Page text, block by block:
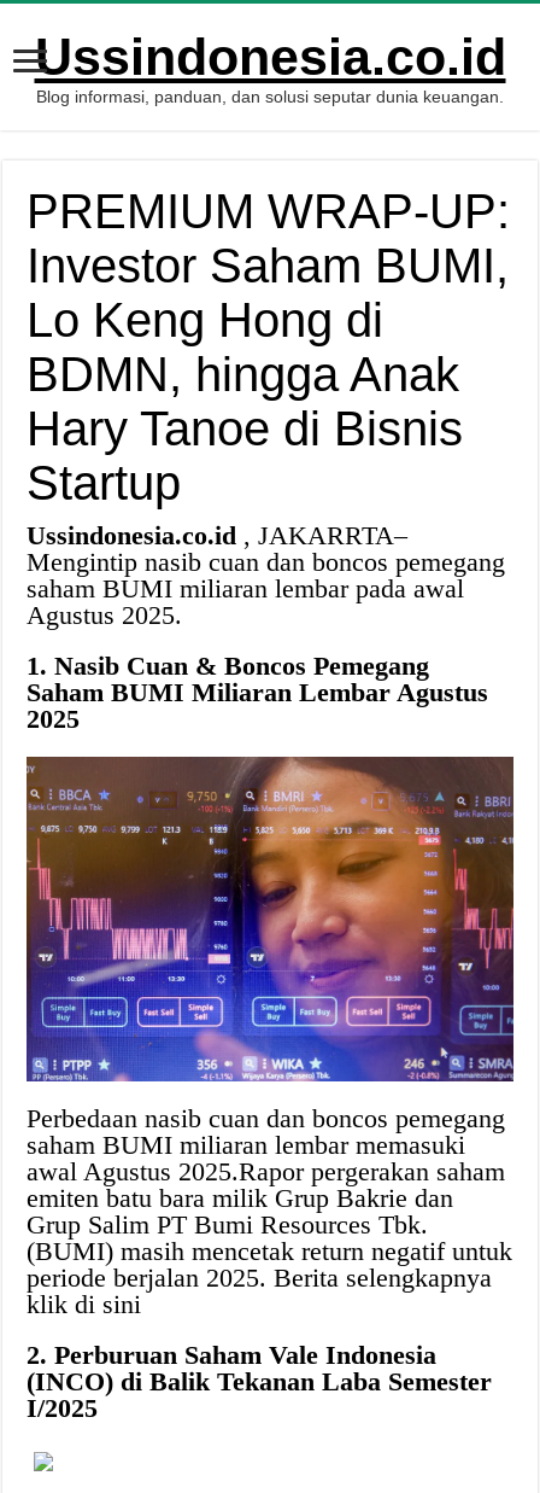
Ussindonesia.co.id
Blog informasi, panduan, dan solusi seputar dunia keuangan.
PREMIUM WRAP-UP:
Investor Saham BUMI,
Lo Keng Hong di
BDMN, hingga Anak
Hary Tanoe di Bisnis
Startup
Ussindonesia.co.id , JAKARRTA–
Mengintip nasib cuan dan boncos pemegang
saham BUMI miliaran lembar pada awal
Agustus 2025.
1. Nasib Cuan & Boncos Pemegang
Saham BUMI Miliaran Lembar Agustus
2025
Perbedaan nasib cuan dan boncos pemegang
saham BUMI miliaran lembar memasuki
awal Agustus 2025.Rapor pergerakan saham
emiten batu bara milik Grup Bakrie dan
Grup Salim PT Bumi Resources Tbk.
(BUMI) masih mencetak return negatif untuk
periode berjalan 2025. Berita selengkapnya
klik di sini
2. Perburuan Saham Vale Indonesia
(INCO) di Balik Tekanan Laba Semester
I/2025